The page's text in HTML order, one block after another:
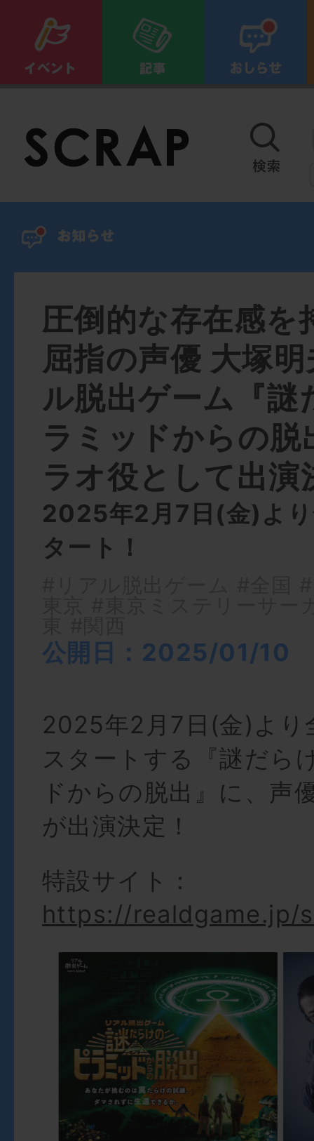
圧倒的な存在感を
屈指の声優 大塚
ル脱出ゲーム『謎
ラミッドからの脱
ラオ役として出演
2025年2月7日(金)よ
タート！
公開日：2025/01/10
2025年2月7日(金)より
スタートする『謎だら
ドからの脱出』に、声
が出演決定！
特設サイト：
https://realdgame.jp/